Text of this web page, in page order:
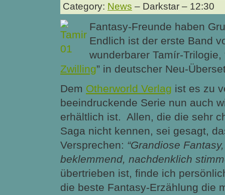
Category: News – Darkstar – 12:30
Fantasy-Freunde haben
Endlich ist der erste Band
wunderbarer Tamír-Trilogie,
Zwilling” in deutscher Neu-
Dem Otherworld Verlag ist es zu
beeindruckende Serie nun auch
erhältlich ist. Allen, die die sehr
Saga nicht kennen, sei gesagt,
Versprechen: “Grandiose
beklemmend, nachdenklich
übertrieben ist, finde ich
die beste Fantasy-Erzählung die